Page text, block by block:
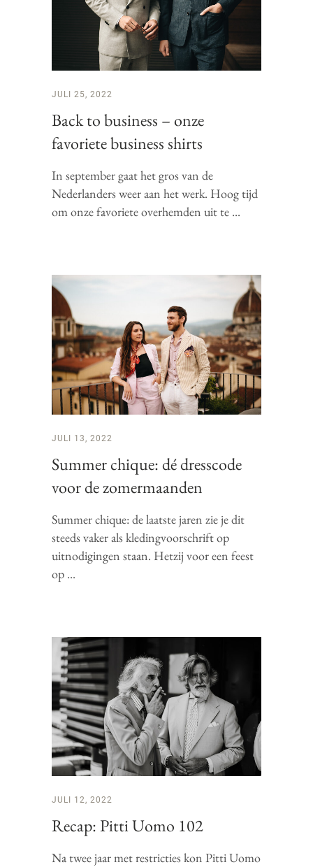
JULI 25, 2022
Back to business – onze
favoriete business shirts
In september gaat het gros van de
Nederlanders weer aan het werk. Hoog tijd
om onze favoriete overhemden uit te
JULI 13, 2022
Summer chique: dé dresscode
voor de zomermaanden
Summer chique: de laatste jaren zie je dit
steeds vaker als kledingvoorschrift op
uitnodigingen staan. Hetzij voor een feest
op
JULI 12, 2022
Recap: Pitti Uomo 102
Na twee jaar met restricties kon Pitti Uomo